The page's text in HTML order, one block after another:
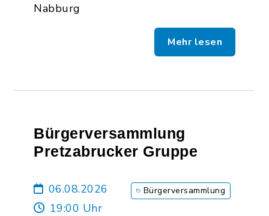
Nabburg
Mehr lesen
Bürgerversammlung
Pretzabrucker Gruppe
06.08.2026
19:00 Uhr
Bürgerversammlung